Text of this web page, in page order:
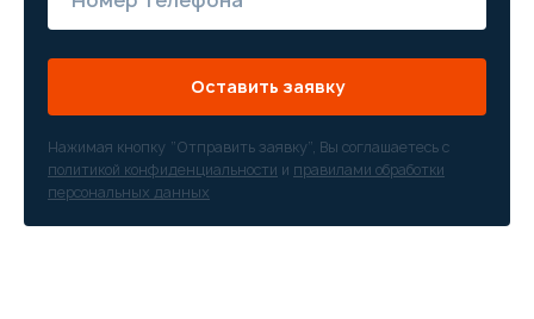
Оставить заявку
Нажимая кнопку “Отправить заявку”, Вы соглашаетесь с
политикой конфиденциальности и правилами обработки
персональных данных